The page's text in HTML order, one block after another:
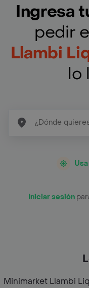
Ingresa
pedir
Llambi
lo
Iniciar sesión
Minimarket Llambi